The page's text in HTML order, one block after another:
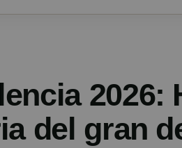
2026:
del gran